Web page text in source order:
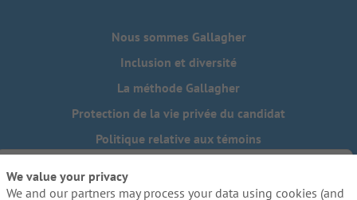
Nous sommes Gallagher
Inclusion et diversité
La méthode Gallagher
Protection de la vie privée du candidat
Politique relative aux témoins
Besoin de mesures d'adaptation raisonnables pour
We value your privacy
We and our partners may process your data using cookies (and